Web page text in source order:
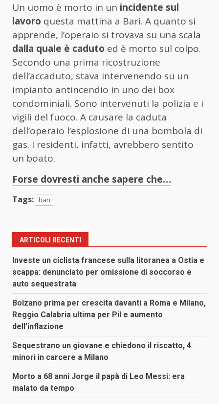
Un uomo è morto in un incidente sul
lavoro questa mattina a Bari. A quanto si
apprende, l’operaio si trovava su una scala
dalla quale è caduto ed è morto sul colpo.
Secondo una prima ricostruzione
dell’accaduto, stava intervenendo su un
impianto antincendio in uno dei box
condominiali. Sono intervenuti la polizia e i
vigili del fuoco. A causare la caduta
dell’operaio l’esplosione di una bombola di
gas. I residenti, infatti, avrebbero sentito
un boato.
Forse dovresti anche sapere che…
Tags: bari
ARTICOLI RECENTI
Investe un ciclista francese sulla litoranea a Ostia e
scappa: denunciato per omissione di soccorso e
auto sequestrata
Bolzano prima per crescita davanti a Roma e Milano,
Reggio Calabria ultima per Pil e aumento
dell’inflazione
Sequestrano un giovane e chiedono il riscatto, 4
minori in carcere a Milano
Morto a 68 anni Jorge il papà di Leo Messi: era
malato da tempo